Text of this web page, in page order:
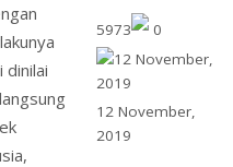
dinilai
5973 0
12 November,
2019